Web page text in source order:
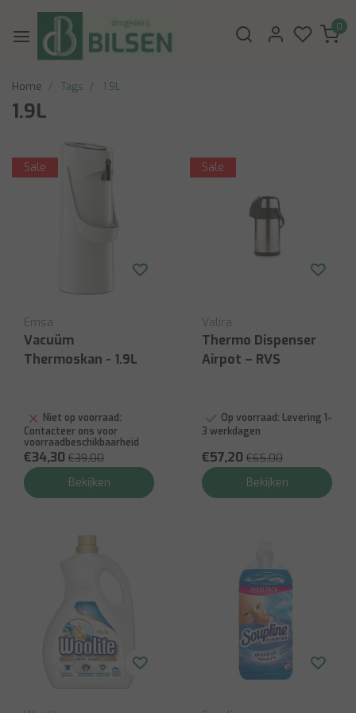
0
Home Tags 1.9L
1.9L
Sale
Emsa
Vacuüm
Thermoskan - 1.9L
Niet op voorraad:
Contacteer ons voor
voorraadbeschikbaarheid
€34,30 €39,00
Bekijken
Sale
Valira
Thermo Dispenser
Airpot – RVS
Op voorraad: Levering 1-
3 werkdagen
€57,20 €65,00
Bekijken